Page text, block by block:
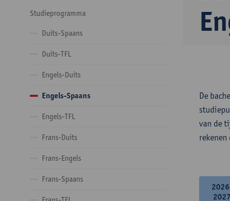
Studieprogramma
Duits-Spaans
Duits-TFL
Engels-Duits
Engels-Spaans
Engels-TFL
Frans-Duits
Frans-Engels
Frans-Spaans
De
van de
2027